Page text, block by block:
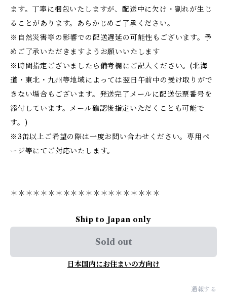
ます。丁寧に梱包いたしますが、配送中に欠け・割れが生じ
ることがあります。あらかじめご了承ください。
※自然災害等の影響での配送遅延の可能性もございます。予
めご了承いただきますようお願いいたします
※時間指定ございましたら備考欄にご記入ください。(北海
道・東北・九州等地域によっては翌日午前中の受け取りがで
きない場合もございます。発送完了メールに配送伝票番号を
添付しています。メール確認後指定いただくことも可能で
す。)
※3缶以上ご希望の際は一度お問い合わせください。専用ペ
ージ等にてご対応いたします。
＊＊＊＊＊＊＊＊＊＊＊＊＊＊＊＊＊＊＊＊
Ship to Japan only
Sold out
日本国内にお住まいの方向け
通報する